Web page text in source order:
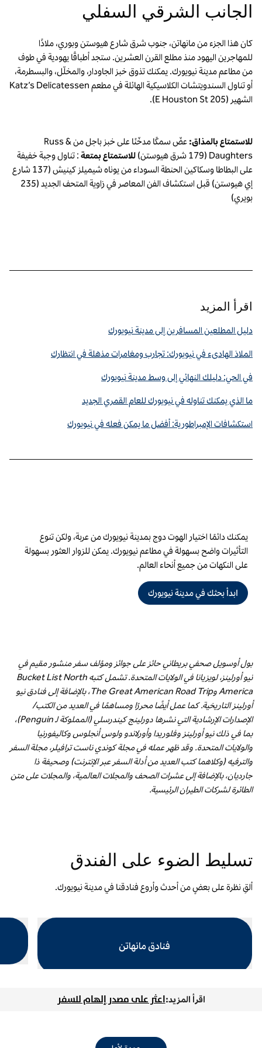
الجانب الشرقي السفلي
كان هذا الجزء من مانهاتن، جنوب شرق شارع هيوستن وبوري، ملاذًا
للمهاجرين اليهود منذ مطلع القرن العشرين. ستجد أطباقًا يهودية في طوف
من مطاعم مدينة نيويورك. يمكنك تذوق خبز الجاودار، والمخلّل، والبسطرمة،
أو تناول السندويتشات الكلاسيكية الهائلة في مطعم Katz’s Delicatessen
الشهير (205 E Houston St).
للاستمتاع بالمذاق:
عضّ سمكًا مدخّنًا على خبز باجل من Russ &
Daughters (179 شرق هيوستن)
للاستمتاع بمتعة : تناول وجبة خفيفة
على البطاطا وسكاكين الحنطة السوداء من يوناه شيميلز كينيش (137 شارع
إي هيوستن) قبل استكشاف الفن المعاصر في زاوية المتحف الجديد (235
بويري)
اقرأ المزيد
دليل المطلعين المسافرين إلى مدينة نيويورك
الملاذ الهادىء في نيويورك: تجارب ومغامرات مذهلة في انتظارك
في الحي: دليلك النهائي إلى وسط مدينة نيويورك
ما الذي يمكنك تناوله في نيويورك للعام القمري الجديد
استكشافات الإمبراطورية: أفضل ما يمكن فعله في نيويورك
يمكنك دائمًا اختيار الهوت دوج بمدينة نيويورك من عربة، ولكن تنوع
التأثيرات واضح بسهولة في مطاعم نيويورك. يمكن للزوار العثور بسهولة
على النكهات من جميع أنحاء العالم.
ابدأ بحثك في مدينة نيويورك
بول أوسويل صحفي بريطاني حائز على جوائز ومؤلف سفر منشور مقيم في
نيو أورلينز، لويزيانا في الولايات المتحدة. تشمل كتبه Bucket List North
America وThe Great American Road Trip، بالإضافة إلى فنادق نيو
أورلينز التاريخية. كما عمل أيضًا محررًا ومساهمًا في العديد من الكتب/
الإصدارات الإرشادية التي نشرها دورلينج كيندرسلي (المملوكة لـ Penguin)،
بما في ذلك نيو أورلينز وفلوريدا وأورلاندو ولوس أنجلوس وكاليفورنيا
والولايات المتحدة. وقد ظهر عمله في مجلة كوندي ناست ترافيلر، مجلة السفر
والترفيه (وكلاهما كتب العديد من أدلة السفر عبر الإنترنت) وصحيفة ذا
جارديان، بالإضافة إلى عشرات الصحف والمجلات العالمية، والمجلات على متن
الطائرة لشركات الطيران الرئيسية.
تسليط الضوء على الفندق
ألقِ نظرة على بعضٍ من أحدث وأروع فنادقنا في مدينة نيويورك.
فنادق مانهاتن
اقرأ المزيد:اعثر على مصدر إلهام للسفر